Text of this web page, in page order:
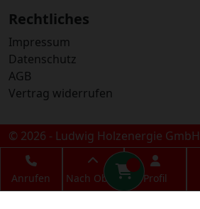
Rechtliches
Impressum
Datenschutz
AGB
Vertrag widerrufen
© 2026 - Ludwig Holzenergie GmbH
Anrufen Nach Oben Profil